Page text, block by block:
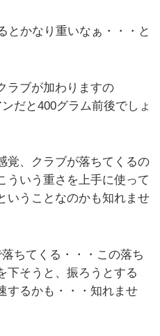
とかなり重いなぁ・・・と
ラブが加わりますの
だと400グラム前後でしょ
覚、クラブが落ちてくるの
ういう重さを上手に使って
いうことなのかも知れませ
ちてくる・・・この落ち
下そうと、振ろうとする
するかも・・・知れませ